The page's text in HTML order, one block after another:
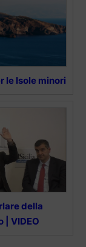
le Isole minori
della
| VIDEO